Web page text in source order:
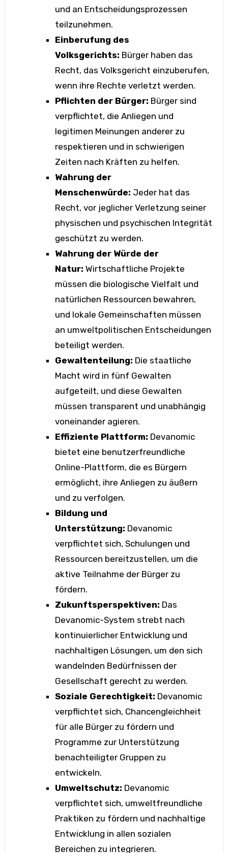
und an Entscheidungsprozessen
teilzunehmen.
Einberufung des
Volksgerichts: Bürger haben das
Recht, das Volksgericht einzuberufen,
wenn ihre Rechte verletzt werden.
Pflichten der Bürger: Bürger sind
verpflichtet, die Anliegen und
legitimen Meinungen anderer zu
respektieren und in schwierigen
Zeiten nach Kräften zu helfen.
Wahrung der
Menschenwürde: Jeder hat das
Recht, vor jeglicher Verletzung seiner
physischen und psychischen Integrität
geschützt zu werden.
Wahrung der Würde der
Natur: Wirtschaftliche Projekte
müssen die biologische Vielfalt und
natürlichen Ressourcen bewahren,
und lokale Gemeinschaften müssen
an umweltpolitischen Entscheidungen
beteiligt werden.
Gewaltenteilung: Die staatliche
Macht wird in fünf Gewalten
aufgeteilt, und diese Gewalten
müssen transparent und unabhängig
voneinander agieren.
Effiziente Plattform: Devanomic
bietet eine benutzerfreundliche
Online-Plattform, die es Bürgern
ermöglicht, ihre Anliegen zu äußern
und zu verfolgen.
Bildung und
Unterstützung: Devanomic
verpflichtet sich, Schulungen und
Ressourcen bereitzustellen, um die
aktive Teilnahme der Bürger zu
fördern.
Zukunftsperspektiven: Das
Devanomic-System strebt nach
kontinuierlicher Entwicklung und
nachhaltigen Lösungen, um den sich
wandelnden Bedürfnissen der
Gesellschaft gerecht zu werden.
Soziale Gerechtigkeit: Devanomic
verpflichtet sich, Chancengleichheit
für alle Bürger zu fördern und
Programme zur Unterstützung
benachteiligter Gruppen zu
entwickeln.
Umweltschutz: Devanomic
verpflichtet sich, umweltfreundliche
Praktiken zu fördern und nachhaltige
Entwicklung in allen sozialen
Bereichen zu integrieren.